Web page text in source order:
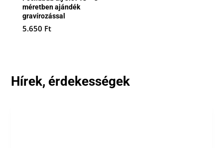
méretben ajándék
gravírozással
5.650 Ft
Hírek, érdekességek